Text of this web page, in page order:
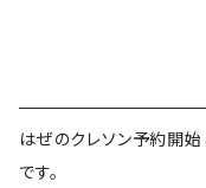
はぜのクレソン予約開
です。